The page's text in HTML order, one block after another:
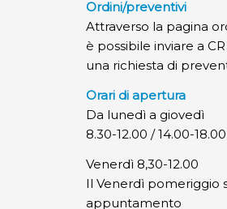
Ordini/preventivi
Attraverso la pagina
è possibile inviare a
una richiesta di
Orari di apertura
Da lunedì a giovedì
8.30-12.00 / 14.00-18.00
Venerdì 8,30-12.00
Il Venerdì pomeriggio
appuntamento